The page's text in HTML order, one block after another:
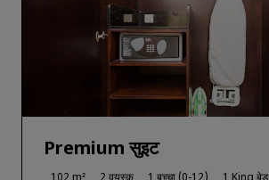
Premium सुइट